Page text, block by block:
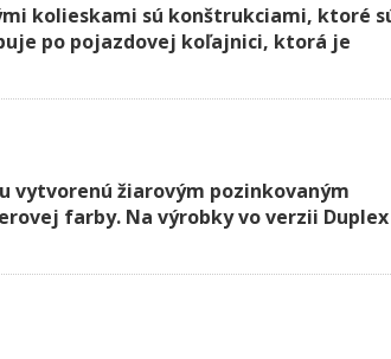
kolieskami sú konštrukciami, ktoré
po pojazdovej koľajnici, ktorá je
vytvorenú žiarovým pozinkovaným
farby. Na výrobky vo verzii Duplex